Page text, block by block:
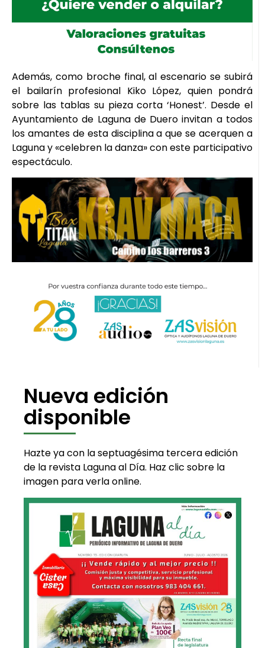
Además, como broche final, al escenario se subirá
el bailarín profesional Kiko López, quien pondrá
sobre las tablas su pieza corta ‘Honest’. Desde el
Ayuntamiento de Laguna de Duero invitan a todos
los amantes de esta disciplina a que se acerquen a
Laguna y «celebren la danza» con este participativo
espectáculo.
Nueva edición
disponible
Hazte ya con la septuagésima tercera edición
de la revista Laguna al Día. Haz clic sobre la
imagen para verla online.